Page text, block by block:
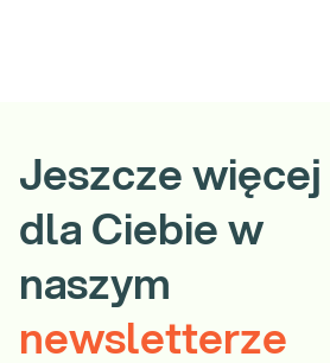
Jeszcze więcej
dla Ciebie w
naszym
newsletterze